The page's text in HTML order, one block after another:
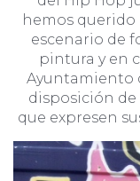
hemos querido
escenario de
pintura y en
Ayuntamiento
disposición de
que expresen